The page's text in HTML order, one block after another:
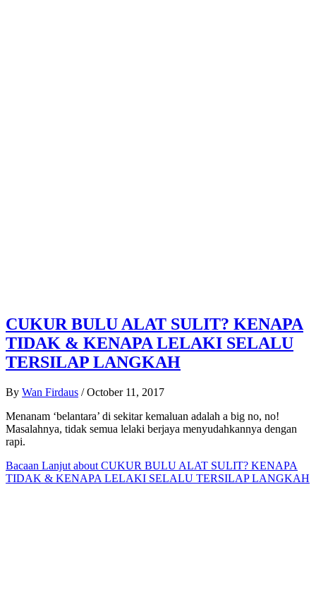
CUKUR BULU ALAT SULIT? KENAPA
TIDAK & KENAPA LELAKI SELALU
TERSILAP LANGKAH
By Wan Firdaus / October 11, 2017
Menanam ‘belantara’ di sekitar kemaluan adalah a big no, no!
Masalahnya, tidak semua lelaki berjaya menyudahkannya dengan
rapi.
Bacaan Lanjut about CUKUR BULU ALAT SULIT? KENAPA
TIDAK & KENAPA LELAKI SELALU TERSILAP LANGKAH